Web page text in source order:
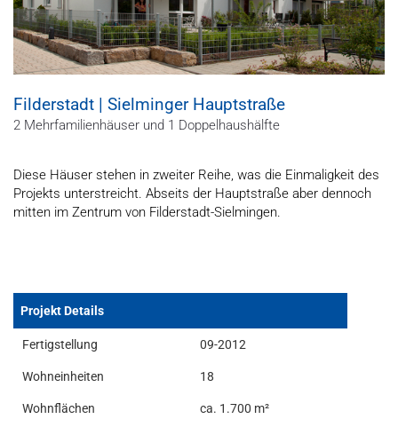
Filderstadt | Sielminger Hauptstraße
2 Mehrfamilienhäuser und 1 Doppelhaushälfte
Diese Häuser stehen in zweiter Reihe, was die Einmaligkeit des
Projekts unterstreicht. Abseits der Hauptstraße aber dennoch
mitten im Zentrum von Filderstadt-Sielmingen.
Projekt Details
Fertigstellung 09-2012
Wohneinheiten 18
Wohnflächen ca. 1.700 m²